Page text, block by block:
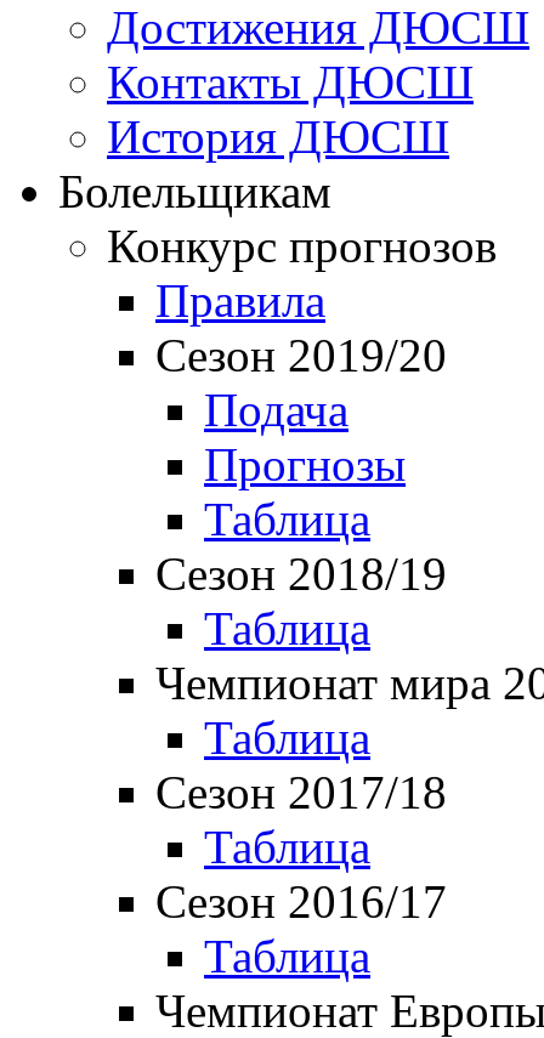
Достижения ДЮСШ
Контакты ДЮСШ
История ДЮСШ
Болельщикам
Конкурс прогнозов
Правила
Сезон 2019/20
Подача
Прогнозы
Таблица
Сезон 2018/19
Таблица
Чемпионат мира
Таблица
Сезон 2017/18
Таблица
Сезон 2016/17
Таблица
Чемпионат